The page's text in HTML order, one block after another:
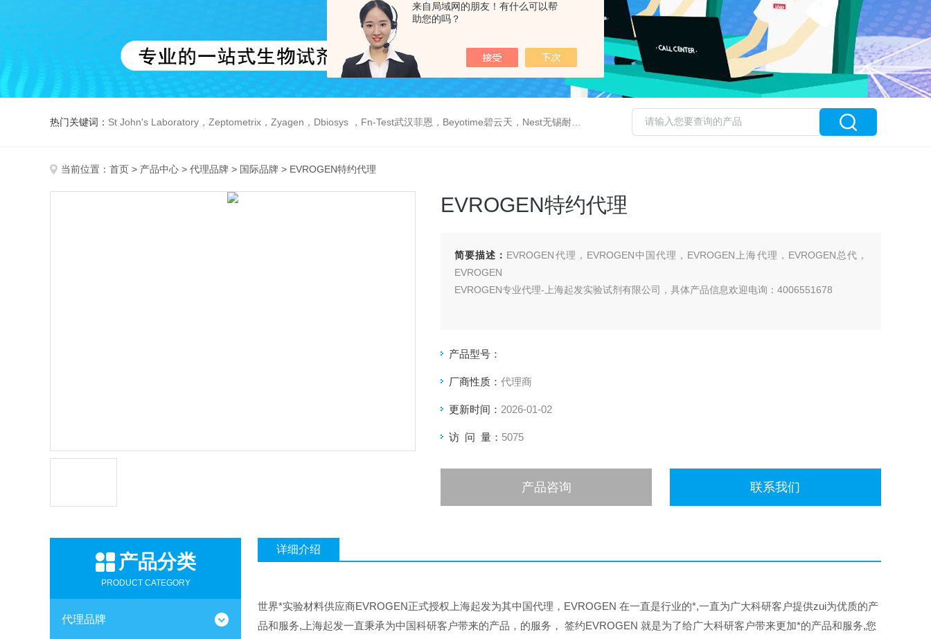
来自局域网的朋友！有什么可以帮
助您的吗？
热门关键词： St John's Laboratory，Zeptometrix，Zyagen，Dbiosys ，Fn-Test武汉菲恩，Beyotime碧云天，Nest无锡耐思，Elabscience伊莱瑞特，Macklin麦克林生物，Cobioer科佰生物
当前位置： 首页 > 产品中心 > 代理品牌 > 国际品牌 > EVROGEN特约代理
EVROGEN特约代理
简要描述： EVROGEN代理，EVROGEN中国代理，EVROGEN上海代理，EVROGEN总代，
EVROGEN
EVROGEN专业代理-上海起发实验试剂有限公司，具体产品信息欢迎电询：4006551678
产品型号：
厂商性质： 代理商
更新时间： 2026-01-02
访 问 量： 5075
产品咨询 联系我们
产品分类
PRODUCT CATEGORY
代理品牌
详细介绍
世界*实验材料供应商EVROGEN正式授权上海起发为其中国代理，EVROGEN 在一直是行业的*,一直为广大科研客户提供zui为优质的产
品和服务,上海起发一直秉承为中国科研客户带来的产品，的服务，
签约EVROGEN 就是为了给广大科研客户带来更加*的产品和服务,您